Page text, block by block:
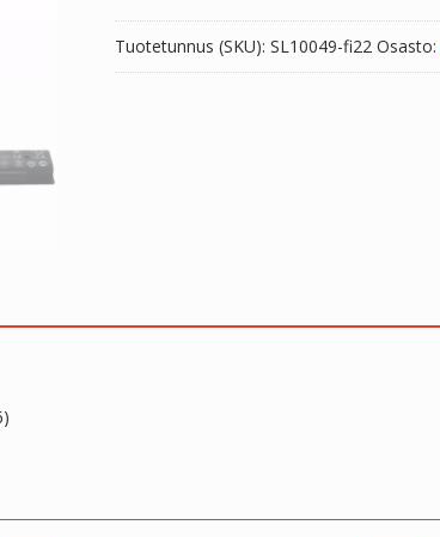
Tuotetunnus (SKU): SL10049-fi22 Osasto: